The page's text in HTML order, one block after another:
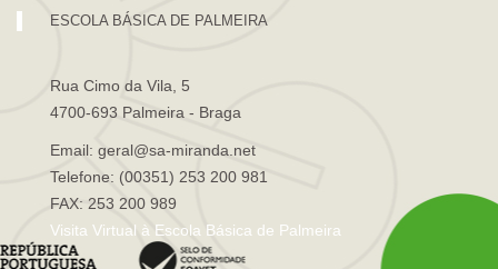
ESCOLA BÁSICA DE PALMEIRA
Rua Cimo da Vila, 5
4700-693 Palmeira - Braga
Email: geral@sa-miranda.net
Telefone: (00351) 253 200 981
FAX: 253 200 989
Visita Virtual à Escola Básica de Palmeira